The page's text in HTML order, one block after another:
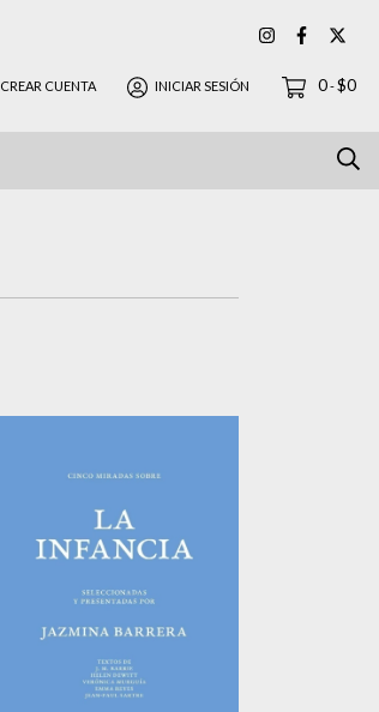
CREAR CUENTA INICIAR SESIÓN 0-$0